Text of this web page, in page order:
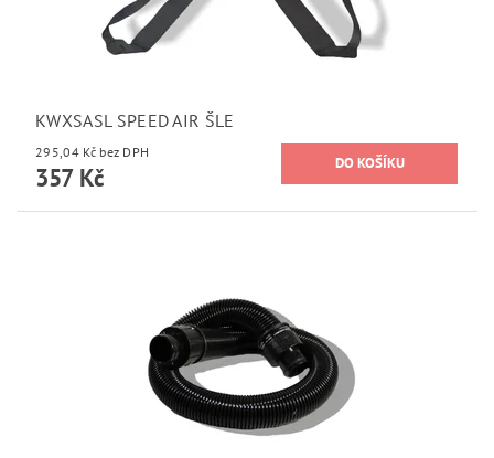
KWXSASL SPEED AIR ŠLE
295,04 Kč bez DPH
357 Kč